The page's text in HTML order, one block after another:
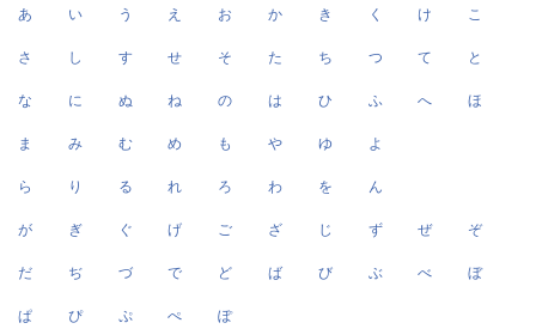
あ い う え お か き く け こ
さ し す せ そ た ち つ て と
な に ぬ ね の は ひ ふ へ ほ
ま み む め も や ゆ よ
ら り る れ ろ わ を ん
が ぎ ぐ げ ご ざ じ ず ぜ ぞ
だ ぢ づ で ど ば び ぶ べ ぼ
ぱ ぴ ぷ ぺ ぽ